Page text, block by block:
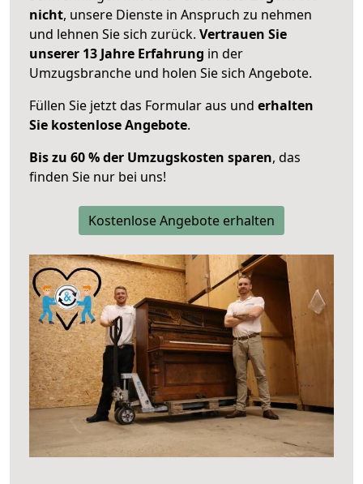
nicht, unsere Dienste in Anspruch zu nehmen
und lehnen Sie sich zurück. Vertrauen Sie
unserer 13 Jahre Erfahrung in der
Umzugsbranche und holen Sie sich Angebote.
Füllen Sie jetzt das Formular aus und erhalten
Sie kostenlose Angebote.
Bis zu 60 % der Umzugskosten sparen, das
finden Sie nur bei uns!
Kostenlose Angebote erhalten